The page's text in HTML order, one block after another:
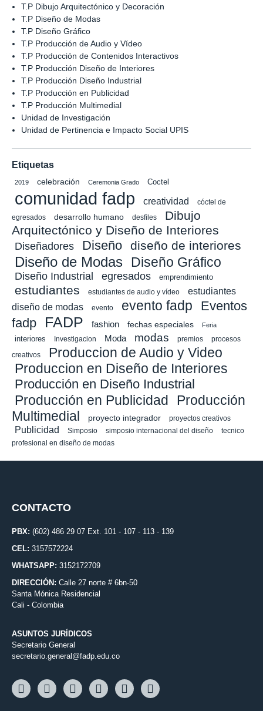
T.P Dibujo Arquitectónico y Decoración
T.P Diseño de Modas
T.P Diseño Gráfico
T.P Producción de Audio y Vídeo
T.P Producción de Contenidos Interactivos
T.P Producción Diseño de Interiores
T.P Producción Diseño Industrial
T.P Producción en Publicidad
T.P Producción Multimedial
Unidad de Investigación
Unidad de Pertinencia e Impacto Social UPIS
Etiquetas
2019 celebración Ceremonia Grado Coctel
comunidad fadp creatividad
cóctel de
egresados
desarrollo humano desfiles
Dibujo
Arquitectónico y Diseño de Interiores
Diseñadores Diseño diseño de interiores
Diseño de Modas Diseño Gráfico
Diseño Industrial egresados emprendimiento
estudiantes estudiantes de audio y vídeo
estudiantes
diseño de modas
evento evento fadp
Eventos
fadp
FADP fashion fechas especiales Feria
interiores Investigacion Moda modas premios procesos
creativos Produccion de Audio y Video
Produccion en Diseño de Interiores
Producción en Diseño Industrial
Producción en Publicidad
Producción
Multimedial
proyecto integrador proyectos creativos
Publicidad Simposio simposio internacional del diseño
tecnico
profesional en diseño de modas
CONTACTO
PBX: (602) 486 29 07 Ext. 101 - 107 - 113 - 139
CEL: 3157572224
WHATSAPP: 3152172709
DIRECCIÓN: Calle 27 norte # 6bn-50
Santa Mónica Residencial
Cali - Colombia
ASUNTOS JURÍDICOS
Secretario General
secretario.general@fadp.edu.co